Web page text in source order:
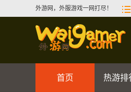
外游网，外服游戏一网打尽！
首页 热游排